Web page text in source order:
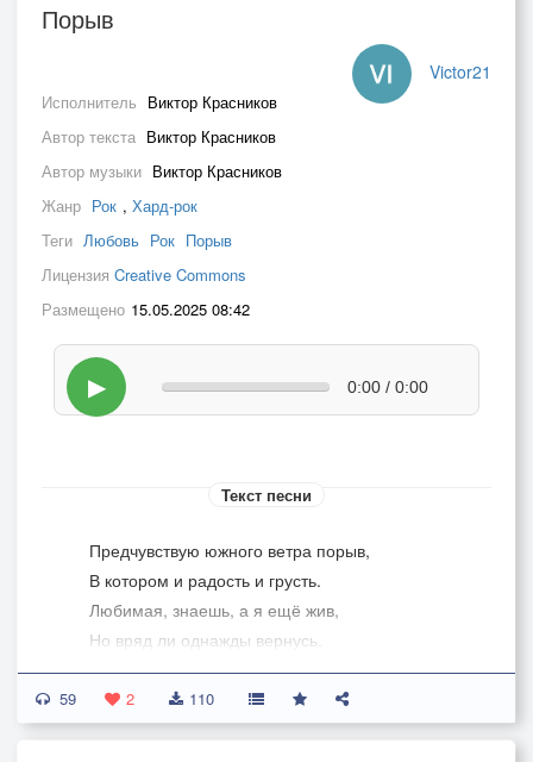
Порыв
Victor21
Исполнитель Виктор Красников
Автор текста Виктор Красников
Автор музыки Виктор Красников
Жанр Рок , Хард-рок
Теги Любовь Рок Порыв
Лицензия Creative Commons
Размещено 15.05.2025 08:42
▶ 0:00 / 0:00
Текст песни
­­­­­­Предчувствую южного ветра порыв,
В котором и радость и грусть.
Любимая, знаешь, а я ещё жив,
Но вряд ли однажды вернусь.
И всё же я верю, что ветром гоним
В заветную глубь мирозданья
59 2 110